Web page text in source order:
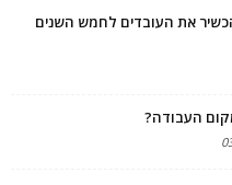
את העובדים לחמש השנים
העבודה?